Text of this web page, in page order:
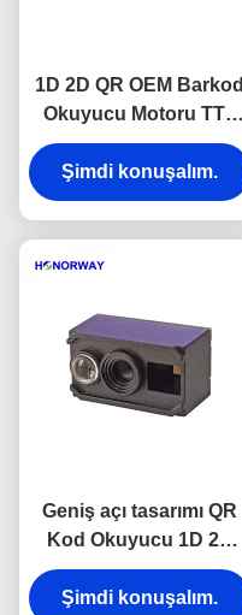
1D 2D QR OEM Barkod
Okuyucu Motoru TTL
USB'li Perakende
Süpermarketler İçin
Şimdi konuşalım.
Geniş açı tasarımı QR
Kod Okuyucu 1D 2D
Barkod Tarama Motoru
Bilet Makinesi
Şimdi konuşalım.